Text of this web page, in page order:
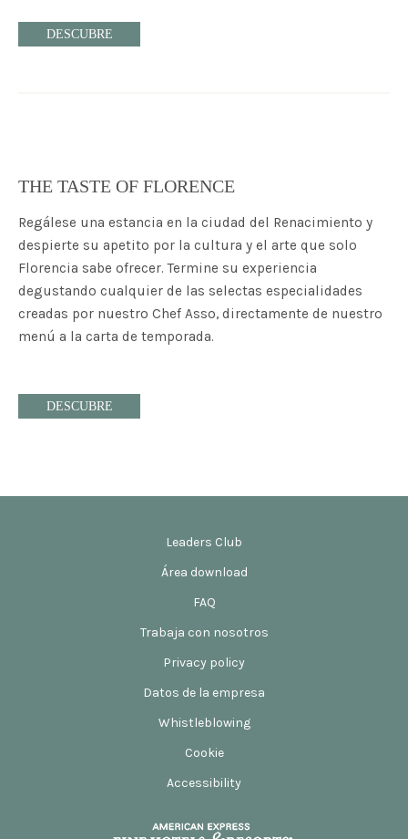
DESCUBRE
THE TASTE OF FLORENCE
Regálese una estancia en la ciudad del Renacimiento y
despierte su apetito por la cultura y el arte que solo
Florencia sabe ofrecer. Termine su experiencia
degustando cualquier de las selectas especialidades
creadas por nuestro Chef Asso, directamente de nuestro
menú a la carta de temporada.
DESCUBRE
Leaders Club
Área download
FAQ
Trabaja con nosotros
Privacy policy
Datos de la empresa
Whistleblowing
Cookie
Accessibility